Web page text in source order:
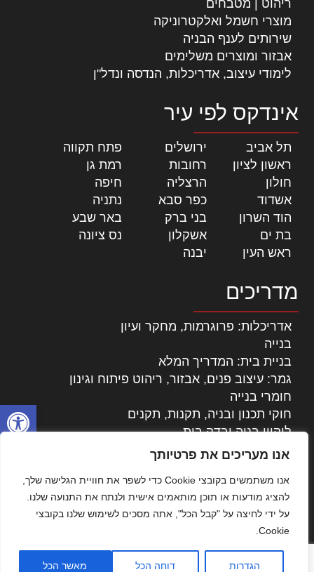
פתח
אנו מעריכים את פרטיותך
אנו משתמשים בקובצי Cookie כדי לשפר את חוויית הגלישה שלך,
להציג מודעות או תוכן מותאמים אישית ולנתח את התנועה שלנו.
על ידי לחיצה על "קבל הכל", אתה מסכים לשימוש שלנו בקובצי
Cookie.
הגדרות דוחה הכל מאשר הכל
ריהוט | מטבחים
מוצרי חשמל ואלקטרוניקה
שירותים לענף הבניה
אבזור ומוצרים משלימים
לימודי עיצוב, אדריכלות, הנדסה ונדל"ן
אינדקס לפי עיר
תל אביב ירושלים פתח תקווה
ראשון לציון
רחובות רמת גן
חולון
הרצליה חיפה
אשדוד
כפר סבא נתניה
הוד השרון
בני ברק באר שבע
בת ים
אשקלון נס ציונה
ראש העין
יבנה
מדריכים
אדריכלות: פרוגרמות, מחקר ועיון
בנייה
בניית בית: המדריך המלא
גמר: עיצוב פנים, אבזור, ריהוט פיתוח וגינון
חומרי בנייה
חוקי תכנון ובניה, תקנות, תקנים
ליקויי בניה ובדק בית
נדל"ן: זכויות, אגרות ועסקאות
עקרונות ניהול אחזקה מתקדמות
צילום אדריכלי
שיווק נדלן
שיטות בניה: מפרטים והמלצות
תוכן שיווקי